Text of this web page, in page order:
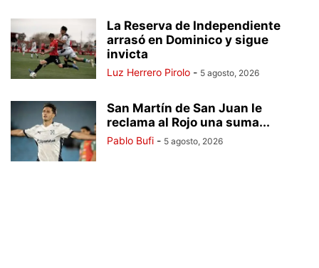
La Reserva de Independiente
arrasó en Dominico y sigue
invicta
Luz Herrero Pirolo - 5 agosto, 2026
San Martín de San Juan le
reclama al Rojo una suma...
Pablo Bufi - 5 agosto, 2026